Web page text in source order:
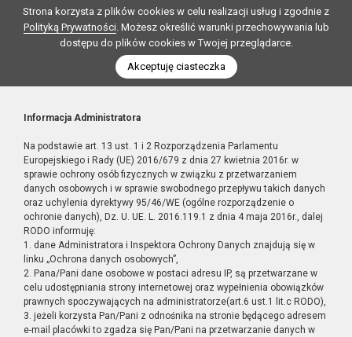
Strona korzysta z plików cookies w celu realizacji usług i zgodnie z
Polityką Prywatności. Możesz określić warunki przechowywania lub
dostępu do plików cookies w Twojej przeglądarce.
Akceptuję ciasteczka
Informacja Administratora
Na podstawie art. 13 ust. 1 i 2 Rozporządzenia Parlamentu
Europejskiego i Rady (UE) 2016/679 z dnia 27 kwietnia 2016r. w
sprawie ochrony osób fizycznych w związku z przetwarzaniem
danych osobowych i w sprawie swobodnego przepływu takich danych
oraz uchylenia dyrektywy 95/46/WE (ogólne rozporządzenie o
ochronie danych), Dz. U. UE. L. 2016.119.1 z dnia 4 maja 2016r., dalej
RODO informuję:
1. dane Administratora i Inspektora Ochrony Danych znajdują się w
linku „Ochrona danych osobowych”,
2. Pana/Pani dane osobowe w postaci adresu IP, są przetwarzane w
celu udostępniania strony internetowej oraz wypełnienia obowiązków
prawnych spoczywających na administratorze(art.6 ust.1 lit.c RODO),
3. jeżeli korzysta Pan/Pani z odnośnika na stronie będącego adresem
e-mail placówki to zgadza się Pan/Pani na przetwarzanie danych w